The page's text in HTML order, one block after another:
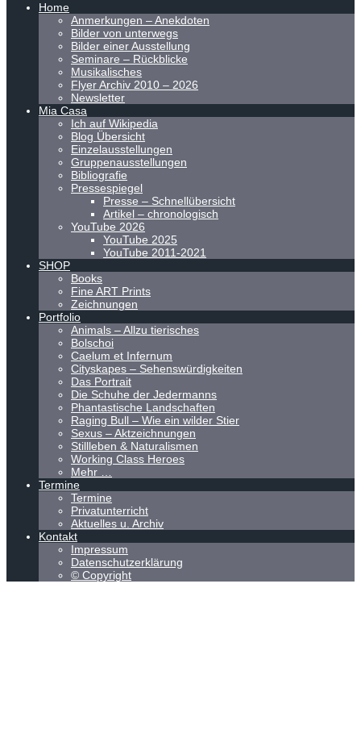
Home
Anmerkungen – Anekdoten
Bilder von unterwegs
Bilder einer Ausstellung
Seminare – Rückblicke
Musikalisches
Flyer Archiv 2010 – 2026
Newsletter
Mia Casa
Ich auf Wikipedia
Blog Übersicht
Einzelausstellungen
Gruppenausstellungen
Bibliografie
Pressespiegel
Presse – Schnellübersicht
Artikel – chronologisch
YouTube 2026
YouTube 2025
YouTube 2011-2021
SHOP
Books
Fine ART Prints
Zeichnungen
Portfolio
Animals – Allzu tierisches
Bolschoi
Caelum et Infernum
Cityskapes – Sehenswürdigkeiten
Das Portrait
Die Schuhe der Jedermanns
Phantastische Landschaften
Raging Bull – Wie ein wilder Stier
Sexus – Aktzeichnungen
Stillleben & Naturalismen
Working Class Heroes
Mehr …
Termine
Termine
Privatunterricht
Aktuelles u. Archiv
Kontakt
Impressum
Datenschutzerklärung
© Copyright